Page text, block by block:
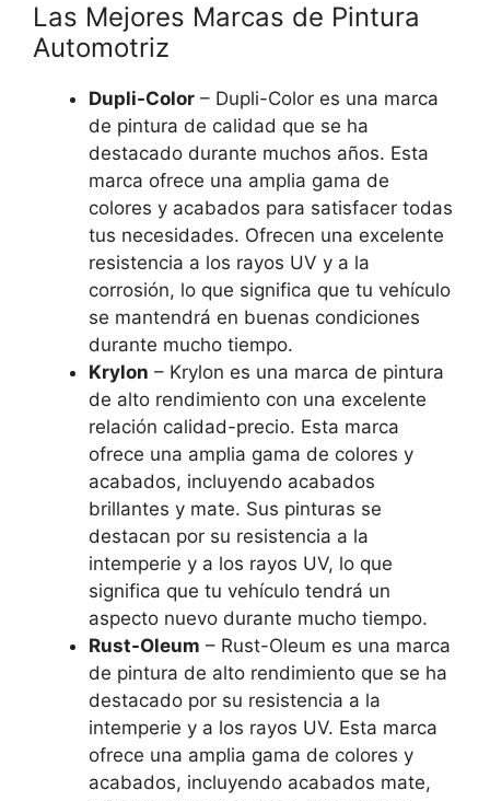
Las Mejores Marcas de Pintura
Automotriz
Dupli-Color – Dupli-Color es una marca
de pintura de calidad que se ha
destacado durante muchos años. Esta
marca ofrece una amplia gama de
colores y acabados para satisfacer todas
tus necesidades. Ofrecen una excelente
resistencia a los rayos UV y a la
corrosión, lo que significa que tu vehículo
se mantendrá en buenas condiciones
durante mucho tiempo.
Krylon – Krylon es una marca de pintura
de alto rendimiento con una excelente
relación calidad-precio. Esta marca
ofrece una amplia gama de colores y
acabados, incluyendo acabados
brillantes y mate. Sus pinturas se
destacan por su resistencia a la
intemperie y a los rayos UV, lo que
significa que tu vehículo tendrá un
aspecto nuevo durante mucho tiempo.
Rust-Oleum – Rust-Oleum es una marca
de pintura de alto rendimiento que se ha
destacado por su resistencia a la
intemperie y a los rayos UV. Esta marca
ofrece una amplia gama de colores y
acabados, incluyendo acabados mate,